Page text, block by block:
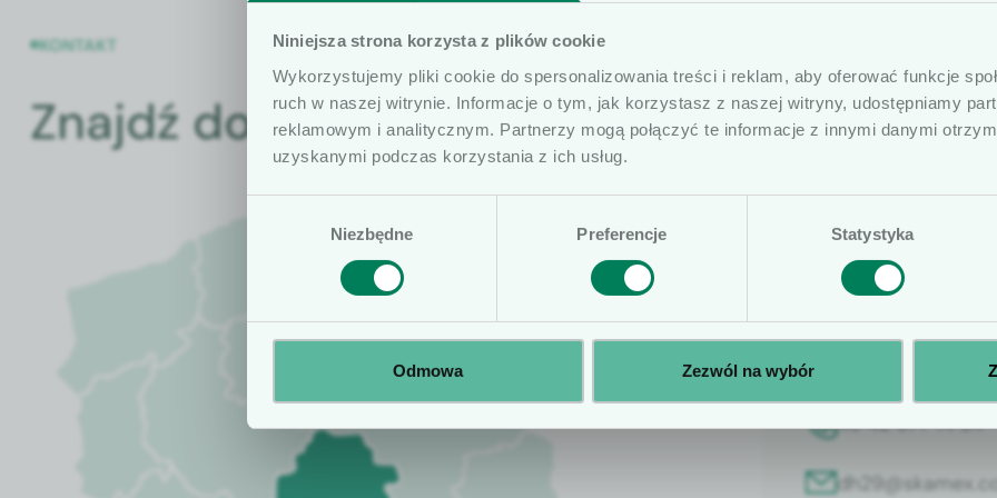
Niniejsza strona korzysta z plików cookie
Wykorzystujemy pliki cookie do spersonalizowania treści i reklam, aby oferować funkcje
ruch w naszej witrynie. Informacje o tym, jak korzystasz z naszej witryny, udostępniamy
reklamowym i analitycznym. Partnerzy mogą połączyć te informacje z innymi danymi
uzyskanymi podczas korzystania z ich usług.
Niezbędne Preferencje Statystyka
Odmowa Zezwól na wybór
KONTAKT
Znajdź doradcę
Wybierz
Aleksandra
48 42 677 14 24
wyłącznie dla osób profesjonalnie związanych z dziedziną wyrobów
szczególności, kierujemy ofertę do osób wykonujących zawód
obrót wyrobami medycznymi oraz ich pracowników i
że treści zamieszczone na naszej stronie nie stanowią porad